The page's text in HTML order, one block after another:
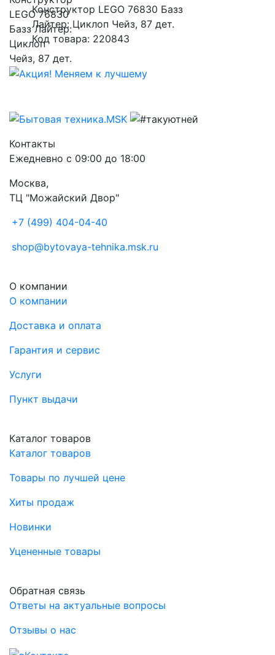
Конструктор LEGO 76830 Базз
Лайтер: Циклоп Чейз, 87 дет.
Код товара: 220843
Контакты
Ежедневно с 09:00 до 18:00
Москва,
ТЦ "Можайский Двор"
+7 (499) 404-04-40
shop@bytovaya-tehnika.msk.ru
О компании
О компании
Доставка и оплата
Гарантия и сервис
Услуги
Пункт выдачи
Каталог товаров
Каталог товаров
Товары по лучшей цене
Хиты продаж
Новинки
Уцененные товары
Обратная связь
Ответы на актуальные вопросы
Отзывы о нас